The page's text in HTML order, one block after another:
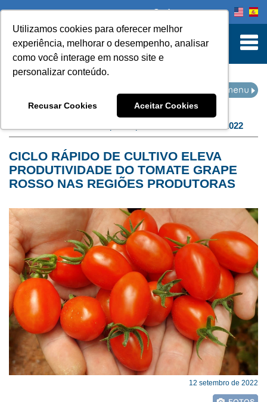
Utilizamos cookies para oferecer melhor
experiência, melhorar o desempenho, analisar
como você interage em nosso site e
personalizar conteúdo.
Recusar Cookies Aceitar Cookies
to Content
Onde comprar
setembro de 2022
CICLO RÁPIDO DE CULTIVO ELEVA
PRODUTIVIDADE DO TOMATE GRAPE
ROSSO NAS REGIÕES PRODUTORAS
12 setembro de 2022